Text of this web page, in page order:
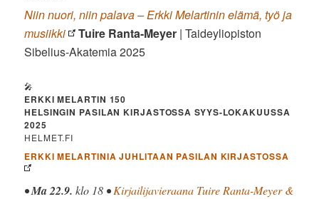
Niin nuori, niin palava – Erkki Melartinin elämä, työ ja
musiikki
Tuire Ranta-Meyer | Taideyliopiston
Sibelius-Akatemia 2025
🎤
ERKKI MELARTIN 150
HELSINGIN PASILAN KIRJASTOSSA SYYS-LOKAKUUSSA
2025
HELMET.FI
ERKKI MELARTINIA JUHLITAAN PASILAN KIRJASTOSSA
•Ma 22.9. klo 18 •Kirjailijavieraana Tuire Ranta-Meyer &